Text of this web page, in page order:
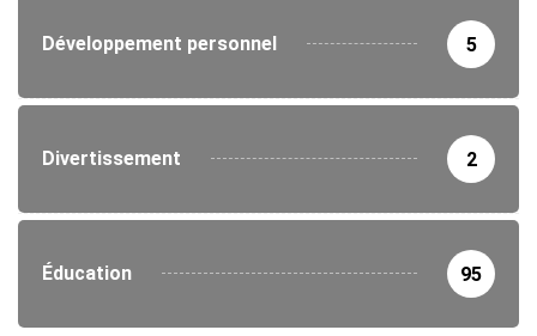
Développement personnel 5
Divertissement 2
Éducation 95